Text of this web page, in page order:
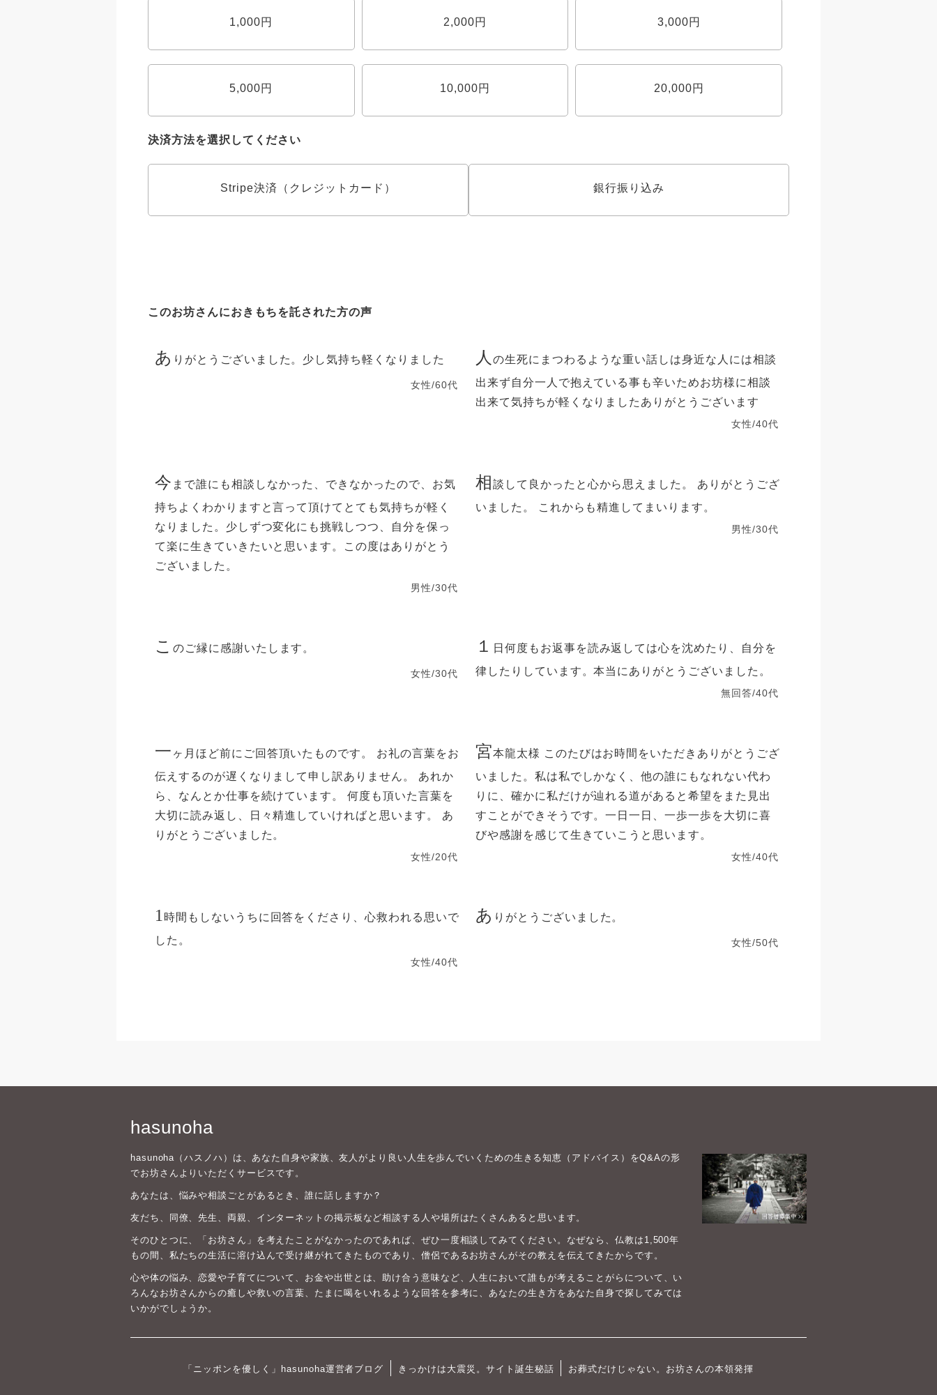
1,000円 2,000円 3,000円
5,000円 10,000円 20,000円
決済方法を選択してください
Stripe決済（クレジットカード） 銀行振り込み
このお坊さんにおきもちを託された方の声
あ りがとうございました。少し気持ち軽くなりました
女性/60代
人 の生死にまつわるような重い話しは身近な人には相談
出来ず自分一人で抱えている事も辛いためお坊様に相談
出来て気持ちが軽くなりましたありがとうございます
女性/40代
今 まで誰にも相談しなかった、できなかったので、お気
持ちよくわかりますと言って頂けてとても気持ちが軽く
なりました。少しずつ変化にも挑戦しつつ、自分を保っ
て楽に生きていきたいと思います。この度はありがとう
ございました。
男性/30代
相談して良かったと心から思えました。 ありがとうござ
いました。 これからも精進してまいります。
男性/30代
こ のご縁に感謝いたします。
女性/30代
１ 日何度もお返事を読み返しては心を沈めたり、自分を
律したりしています。本当にありがとうございました。
無回答/40代
一 ヶ月ほど前にご回答頂いたものです。 お礼の言葉をお
伝えするのが遅くなりまして申し訳ありません。 あれか
ら、なんとか仕事を続けています。 何度も頂いた言葉を
大切に読み返し、日々精進していければと思います。 あ
りがとうございました。
女性/20代
宮本龍太様 このたびはお時間をいただきありがとうござ
いました。私は私でしかなく、他の誰にもなれない代わ
りに、確かに私だけが辿れる道があると希望をまた見出
すことができそうです。一日一日、一歩一歩を大切に喜
びや感謝を感じて生きていこうと思います。
女性/40代
1 時間もしないうちに回答をくださり、心救われる思いで
した。
女性/40代
あ りがとうございました。
女性/50代
hasunoha
hasunoha（ハスノハ）は、あなた自身や家族、友人がより良い人生を歩んでいくための生きる知恵（アドバイス）をQ&Aの形
でお坊さんよりいただくサービスです。
あなたは、悩みや相談ごとがあるとき、誰に話しますか？
友だち、同僚、先生、両親、インターネットの掲示板など相談する人や場所はたくさんあると思います。
そのひとつに、「お坊さん」を考えたことがなかったのであれば、ぜひ一度相談してみてください。なぜなら、仏教は1,500年
もの間、私たちの生活に溶け込んで受け継がれてきたものであり、僧侶であるお坊さんがその教えを伝えてきたからです。
心や体の悩み、恋愛や子育てについて、お金や出世とは、助け合う意味など、人生において誰もが考えることがらについて、い
ろんなお坊さんからの癒しや救いの言葉、たまに喝をいれるような回答を参考に、あなたの生き方をあなた自身で探してみては
いかがでしょうか。
「ニッポンを優しく」hasunoha運営者ブログ きっかけは大震災。サイト誕生秘話 お葬式だけじゃない。お坊さんの本領発揮